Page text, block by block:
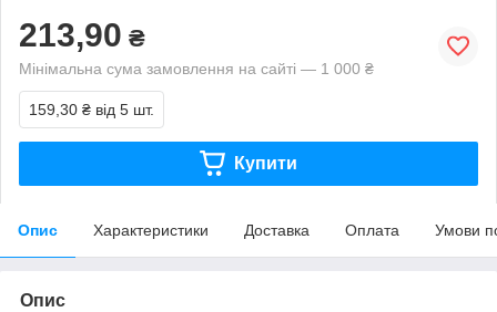
213,90 ₴
Мінімальна сума замовлення на сайті — 1 000 ₴
159,30 ₴ від 5 шт.
Купити
Опис Характеристики Доставка Оплата Умови
Опис